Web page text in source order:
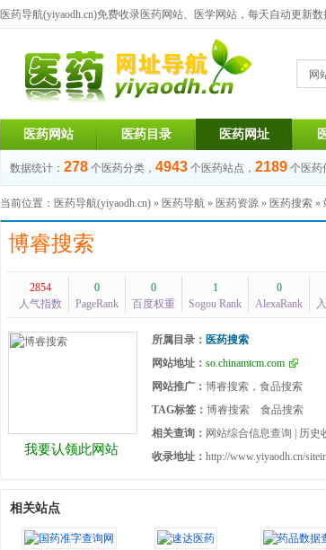
医药导航(yiyaodh.cn)免费收录医药网站、医学网站，每天自动更新数
网
医药网站 医药目录 医药网址
数据统计： 278 个医药分类， 4943 个医药站点， 2189 个医药
当前位置： 医药导航(yiyaodh.cn) » 医药导航 » 医药资源 » 医药搜索 »
博睿搜索
2854
人气指数
0
PageRank
0
百度权重
1
Sogou Rank
0
AlexaRank
我要认领此网站
所属目录： 医药搜索
网站地址： so.chinamtcm.com
网站推广： 博睿搜索，食品搜索
TAG标签： 博睿搜索
食品搜索
相关查询： 网站综合信息查询 历史
收录地址： http://www.yiyaodh.cn/
相关站点